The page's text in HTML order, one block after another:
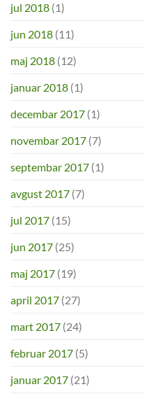
jul 2018 (1)
jun 2018 (11)
maj 2018 (12)
januar 2018 (1)
decembar 2017 (1)
novembar 2017 (7)
septembar 2017 (1)
avgust 2017 (7)
jul 2017 (15)
jun 2017 (25)
maj 2017 (19)
april 2017 (27)
mart 2017 (24)
februar 2017 (5)
januar 2017 (21)